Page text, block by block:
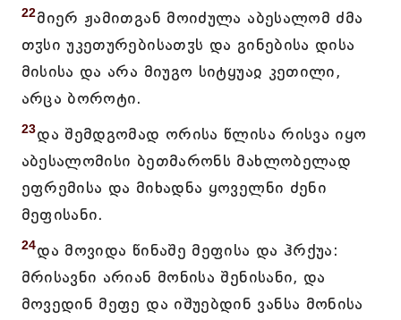
22მიერ ჟამითგან მოიძულა აბესალომ ძმა
თჳსი უკეთურებისათჳს და გინებისა დისა
მისისა და არა მიუგო სიტყუაჲ კეთილი,
არცა ბოროტი.
23და შემდგომად ორისა წლისა რისვა იყო
აბესალომისი ბეთმარონს მახლობელად
ეფრემისა და მიხადნა ყოველნი ძენი
მეფისანი.
24და მოვიდა წინაშე მეფისა და ჰრქუა:
მრისავნი არიან მონისა შენისანი, და
მოვედინ მეფე და იშუებდინ ვანსა მონისა